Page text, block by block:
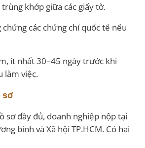
khớp giữa các giấy tờ.
chứng các chứng chỉ quốc tế nếu
ít nhất 30–45 ngày trước khi
làm việc.
sơ
sơ đầy đủ, doanh nghiệp nộp tại
binh và Xã hội TP.HCM. Có hai